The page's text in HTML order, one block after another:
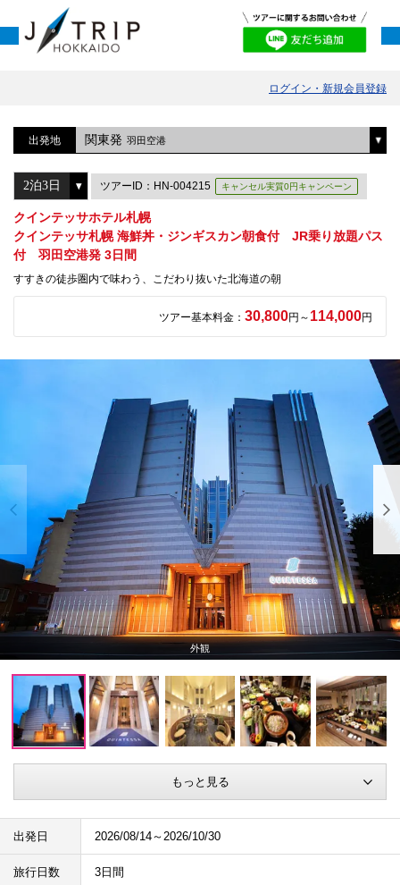
ログイン・新規会員登録
出発地 関東発 羽田空港
ツアーID：HN-004215 キャンセル実質0円キャンペーン
クインテッサホテル札幌
クインテッサ札幌 海鮮丼・ジンギスカン朝食付 JR乗り放題パス
付 羽田空港発 3日間
すすきの徒歩圏内で味わう、こだわり抜いた北海道の朝
ツアー基本料金： 30,800円～ 114,000円
外観
もっと見る
出発日 2026/08/14～2026/10/30
旅行日数 3日間